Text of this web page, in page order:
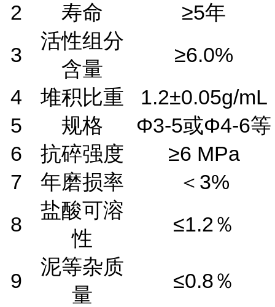
2 寿命
≥5年
3
活性组分
含量
≥6.0%
4
堆积比重
1.2±0.05g/mL
5
规格
Φ3-5或Φ4-6等
6
抗碎强度
≥6 MPa
7
年磨损率
＜3%
8
盐酸可溶
性
≤1.2％
9
泥等杂质
量
≤0.8％